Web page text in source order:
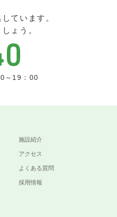
ています。
ょう。
～19：00
施設紹介
アクセス
よくある質問
採用情報